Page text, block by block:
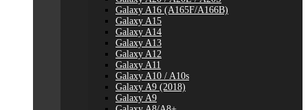
Galaxy A16 (A165F/A166B)
Galaxy A15
Galaxy A14
Galaxy A13
Galaxy A12
Galaxy A11
Galaxy A10 / A10s
Galaxy A9 (2018)
Galaxy A9